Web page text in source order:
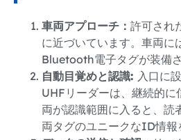
車両アプローチ： 許可され
に近づいています。車両に
Bluetooth電子タグが装備さ
自動目覚めと認識: 入口に
UHFリーダーは、継続的に
両が認識範囲に入ると、読
両タグのユニークなID情報